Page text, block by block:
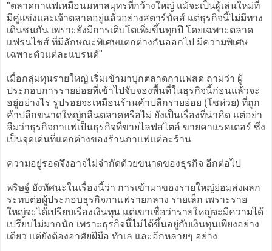
"ตลาดกาแฟเหมือนมหาสมุทรที่กว้างใหญ่ แม้จะเป็นผู้เล่นใหม่ที่
มีคู่แข่งและเจ้าตลาดอยู่แล้วอย่างสตาร์บัคส์ แต่ธุรกิจนี้ไม่มีทาง
เดินชนกัน เพราะยังมีการเติบโตเพิ่มขึ้นทุกปี โดยเฉพาะตลาด
แฟรนไชส์ ที่มีลักษณะพิเศษแตกต่างกันออกไป มีความพิเศษ
เฉพาะตัวแต่ละแบรนด์"
เมื่อกลุ่มทุนรายใหญ่ เริ่มเข้ามาบุกตลาดกาแฟสด ถามว่า ผู้
ประกอบการรายย่อยที่เข้าไปจับจองพื้นที่ในธุรกิจนี้ก่อนแล้วจะ
อยู่อย่างไร รูปรอยจะเหมือนร้านค้าปลีกรายย่อย (โชห่วย) ที่ถูก
ค้าปลีกขนาดใหญ่กลืนตลาดหรือไม่ ยังเป็นเรื่องที่น่าคิด แต่อย่า
ลืมว่าธุรกิจกาแฟเป็นธุรกิจที่ขายไลฟสไตล์ ขายคาแรคเตอร์ ซึ่ง
เป็นจุดเด่นที่แตกต่างของร้านกาแฟแต่ละร้าน
ความอยู่รอดจึงอาจไม่จำกัดด้วยขนาดของธุรกิจ อีกต่อไป
พริษฐ์ ยังทัศนะในเรื่องนี้ว่า การเข้ามาของรายใหญ่ย่อมส่งผลก
ระทบต่อผู้ประกอบธุรกิจกาแฟรายกลาง รายเล็ก เพราะราย
ใหญ่จะได้เปรียบเรื่องเงินทุน แต่เขาเชื่อว่ารายใหญ่จะมีความได้
เปรียบไม่มากนัก เพราะธุรกิจนี้ไม่ได้ขึ้นอยู่กับเงินทุนเพียงอย่าง
เดียว แต่ยังต้องอาศัยฝีมือ ทำเล และอีกหลายๆ อย่าง